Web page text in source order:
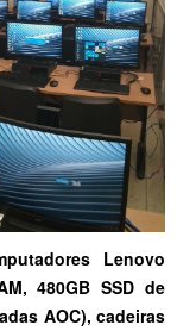
Lenovo
480GB SSD de
AOC), cadeiras